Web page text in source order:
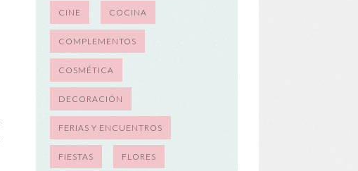
CINE COCINA
COMPLEMENTOS
COSMÉTICA
DECORACIÓN
FERIAS Y ENCUENTROS
FIESTAS FLORES